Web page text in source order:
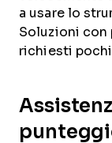
a usare lo
Soluzioni
richiesti